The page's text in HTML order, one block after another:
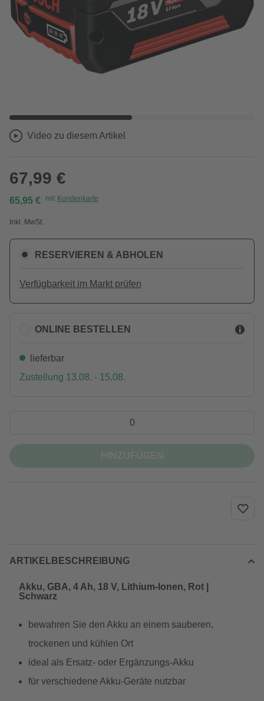
Video zu diesem Artikel
67,99 €
65,95 € mit Kundenkarte
Inkl. MwSt.
RESERVIEREN & ABHOLEN
Verfügbarkeit im Markt prüfen
ONLINE BESTELLEN
lieferbar
Zustellung 13.08. - 15.08.
ARTIKELBESCHREIBUNG
Akku, GBA, 4 Ah, 18 V, Lithium-Ionen, Rot |
Schwarz
bewahren Sie den Akku an einem sauberen,
trockenen und kühlen Ort
ideal als Ersatz- oder Ergänzungs-Akku
für verschiedene Akku-Geräte nutzbar